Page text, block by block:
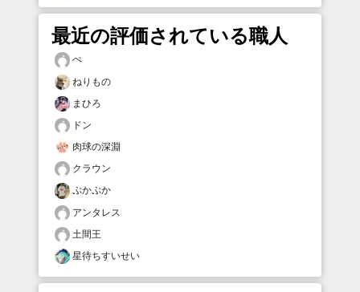
最近の評価されている職人
ぺ
ねりもの
まひろ
ドン
肉球の深淵
クラウン
ぷかぷか
アンタレス
土間王
星待ちすいせい